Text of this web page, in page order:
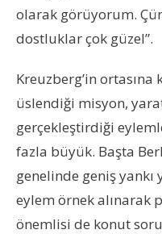
olarak görüyorum.
dostluklar çok güzel”.
Kreuzberg’in
üslendiği misyon,
gerçekleştirdiği
fazla büyük. Başta
genelinde geniş yankı
eylem örnek alınarak
önemlisi de konut